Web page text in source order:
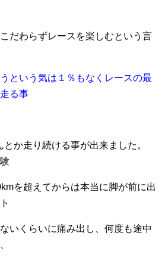
だわらずレースを楽しむという言
という気は１％もなくレースの最
る事
か走り続ける事が出来ました。
を超えてからは本当に脚が前に出
いく らいに痛み出し、何度も途中